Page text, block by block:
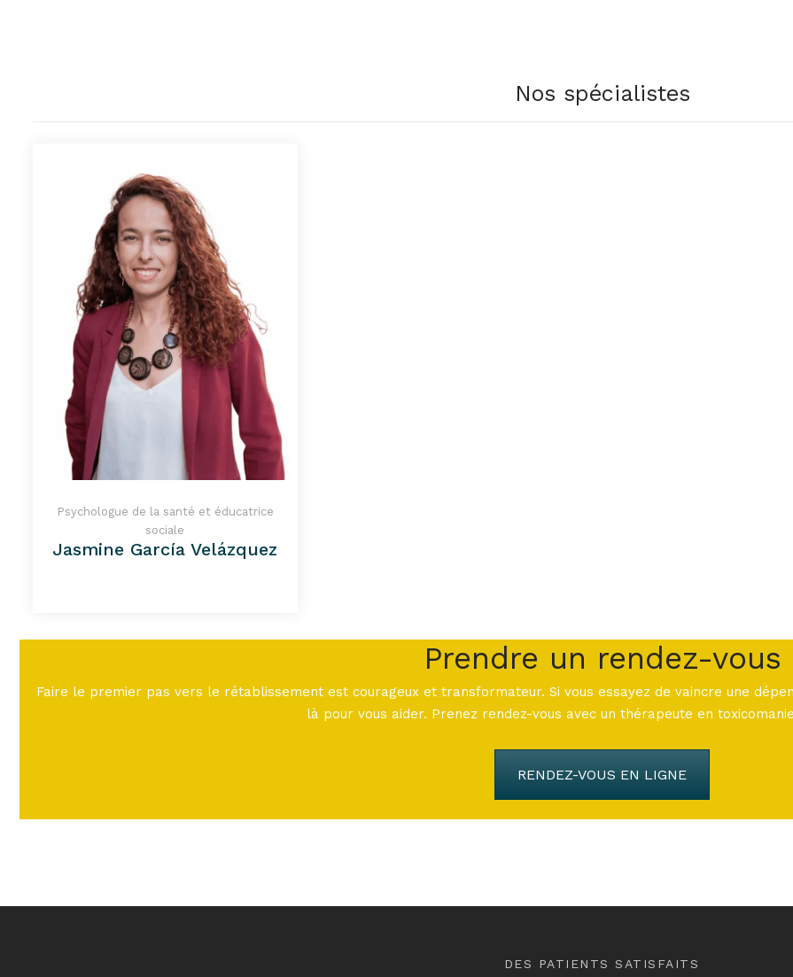
Nos spécialistes
Psychologue de la santé et éducatrice
sociale
Jasmine García Velázquez
Prendre un rendez-vous
Faire le premier pas vers le rétablissement est courageux et transformateur. Si vous essayez de vaincre une
là pour vous aider. Prenez rendez-vous avec un thérapeute en
RENDEZ-VOUS EN LIGNE
DES PATIENTS SATISFAITS